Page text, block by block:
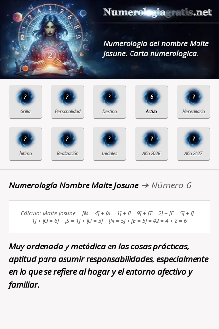
Numerología del nombre Maite
Josune. Carta numerologica.
? ? ? 6 ?
? ? ? ? ?
Numerología Nombre Maite Josune➔ Número 6
Cálculo: Maite Josune = [M = 4] + [A = 1] + [I = 9] + [T = 2] + [E = 5] + [J =
1] + [O = 6] + [S = 1] + [U = 3] + [N = 5] + [E = 5] = 42 = 4 + 2 = 6
Muy ordenada y metódica en las cosas prácticas,
aptitud para asumir responsabilidades, especialmente
en lo que se refiere al hogar y el entorno afectivo y
familiar.